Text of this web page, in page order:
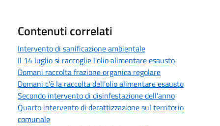
Contenuti correlati
Intervento di sanificazione ambientale
Il 14 luglio si raccoglie l'olio alimentare esausto
Domani raccolta frazione organica regolare
Domani c'è la raccolta dell'olio alimentare esausto
Secondo intervento di disinfestazione dell'anno
Quarto intervento di derattizzazione sul territorio
comunale